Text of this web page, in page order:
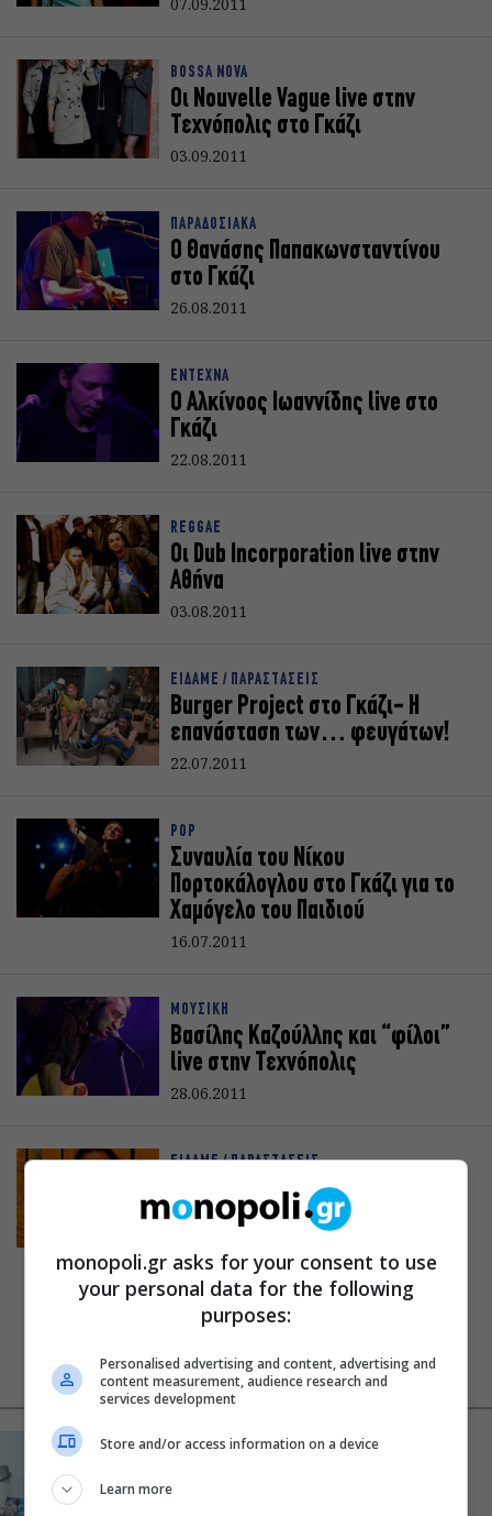
BOSSA NOVA
Οι Nouvelle Vague live στην
Τεχνόπολις στο Γκάζι
03.09.2011
ΠΑΡΑΔΟΣΙΑΚΑ
Ο Θανάσης Παπακωνσταντίνου
στο Γκάζι
26.08.2011
ΕΝΤΕΧΝΑ
Ο Αλκίνοος Ιωαννίδης live στο
Γκάζι
22.08.2011
REGGAE
Οι Dub Incorporation live στην
Αθήνα
03.08.2011
ΕΙΔΑΜΕ / ΠΑΡΑΣΤΑΣΕΙΣ
Burger Project στο Γκάζι- Η
επανάσταση των… φευγάτων!
22.07.2011
POP
Συναυλία του Νίκου
Πορτοκάλογλου στο Γκάζι για το
Χαμόγελο του Παιδιού
16.07.2011
ΜΟΥΣΙΚΗ
Βασίλης Καζούλλης και “φίλοι”
live στην Τεχνόπολις
28.06.2011
ΕΙΔΑΜΕ / ΠΑΡΑΣΤΑΣΕΙΣ
Maraveyas Ilegal στο Γκάζι-
Παράνομος και … gentleman!
NEWS FEED ΔΗΜΟΦΙΛΗ
«Κλεμμένος Πειρατής» – «Beauty and Blue»: Το
στην Πάτμο
monopoli.gr asks for your consent to use
your personal data for the following
purposes:
Personalised advertising and content, advertising and
content measurement, audience research and
services development
Store and/or access information on a device
Learn more